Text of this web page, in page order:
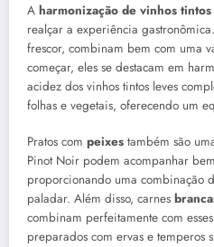
A harmonização de vinhos
realçar a experiência
frescor, combinam bem com uma
começar, eles se destacam em
acidez dos vinhos tintos leves
folhas e vegetais, oferecendo um
Pratos com peixes também são
Pinot Noir podem acompanhar
proporcionando uma combinação
paladar. Além disso, carnes
combinam perfeitamente com
preparados com ervas e temperos